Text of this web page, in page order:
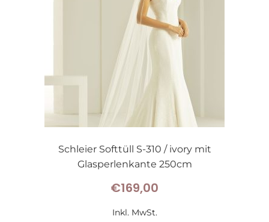
Schleier Softtüll S-310 / ivory mit
Glasperlenkante 250cm
€169,00
Inkl. MwSt.